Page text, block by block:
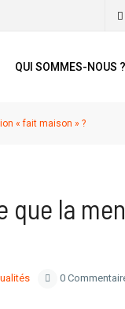
QUI SOMMES-NOUS ?
« fait maison » ?
que la
0